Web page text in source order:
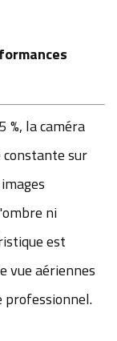
%, la caméra
sur
ni
est
vue aériennes
professionnel.